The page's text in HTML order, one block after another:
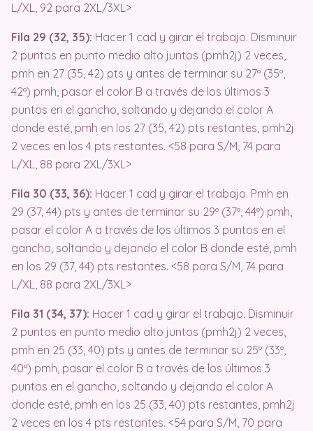
L/XL, 92 para 2XL/3XL>
Fila 29 (32, 35): Hacer 1 cad y girar el trabajo. Disminuir
2 puntos en punto medio alto juntos (pmh2j) 2 veces,
pmh en 27 (35, 42) pts y antes de terminar su 27º (35º,
42º) pmh, pasar el color B a través de los últimos 3
puntos en el gancho, soltando y dejando el color A
donde esté, pmh en los 27 (35, 42) pts restantes, pmh2j
2 veces en los 4 pts restantes. <58 para S/M, 74 para
L/XL, 88 para 2XL/3XL>
Fila 30 (33, 36): Hacer 1 cad y girar el trabajo. Pmh en
29 (37, 44) pts y antes de terminar su 29º (37º, 44º) pmh,
pasar el color A a través de los últimos 3 puntos en el
gancho, soltando y dejando el color B donde esté, pmh
en los 29 (37, 44) pts restantes. <58 para S/M, 74 para
L/XL, 88 para 2XL/3XL>
Fila 31 (34, 37): Hacer 1 cad y girar el trabajo. Disminuir
2 puntos en punto medio alto juntos (pmh2j) 2 veces,
pmh en 25 (33, 40) pts y antes de terminar su 25º (33º,
40º) pmh, pasar el color B a través de los últimos 3
puntos en el gancho, soltando y dejando el color A
donde esté, pmh en los 25 (33, 40) pts restantes, pmh2j
2 veces en los 4 pts restantes. <54 para S/M, 70 para